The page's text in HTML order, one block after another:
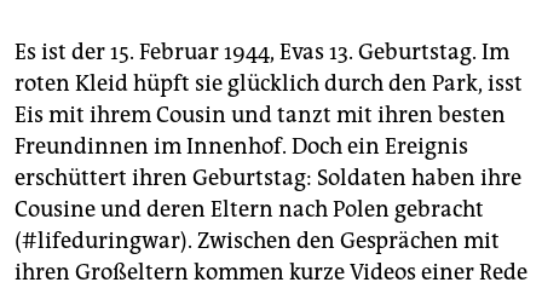
Es ist der 15. Februar 1944, Evas 13. Geburtstag. Im
roten Kleid hüpft sie glücklich durch den Park, isst
Eis mit ihrem Cousin und tanzt mit ihren besten
Freundinnen im Innenhof. Doch ein Ereignis
erschüttert ihren Geburtstag: Soldaten haben ihre
Cousine und deren Eltern nach Polen gebracht
(#lifeduringwar). Zwischen den Gesprächen mit
ihren Großeltern kommen kurze Videos einer Rede